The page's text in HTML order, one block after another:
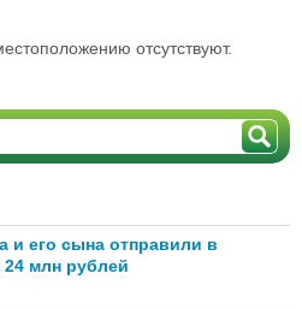
отсутствуют.
и его сына отправили в
млн рублей